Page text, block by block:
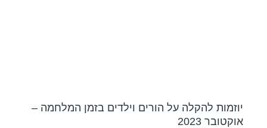
יוזמות להקלה על הורים וילדים בזמן המלחמה –
אוקטובר 2023